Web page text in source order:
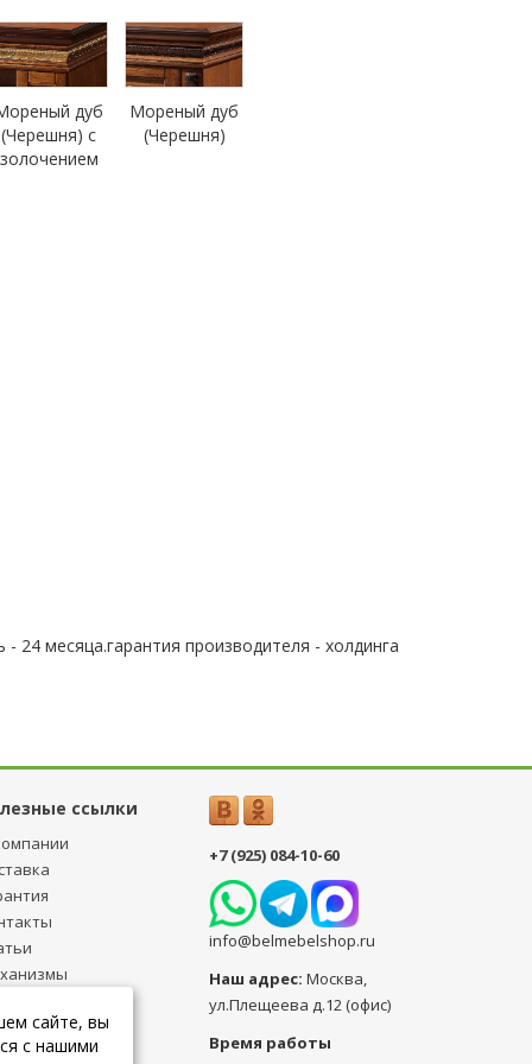
дуб
(Черешня) с
золочением
Мореный дуб
(Черешня)
24 месяца.гарантия производителя - холдинга
ссылки
оферта
+7 (925) 084-10-60
info@belmebelshop.ru
Наш адрес: Москва,
ул.Плещеева д.12 (офис)
Время работы
сайте, вы
с нашими